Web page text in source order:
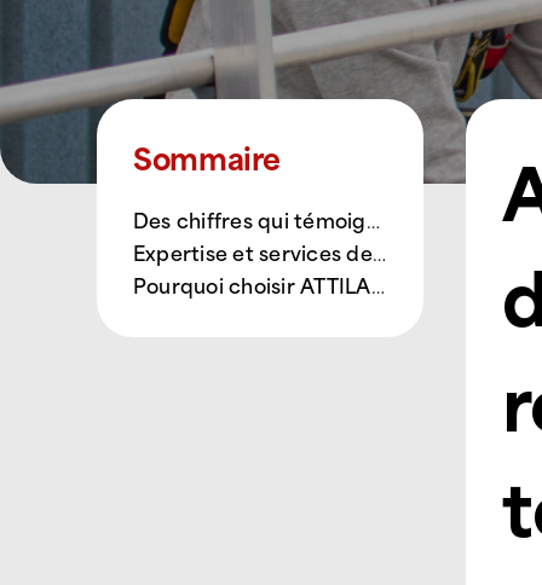
Sommaire
Des chiffres qui témoignent de notre savoir-faire
Expertise et services de qualité
Pourquoi choisir ATTILA ?